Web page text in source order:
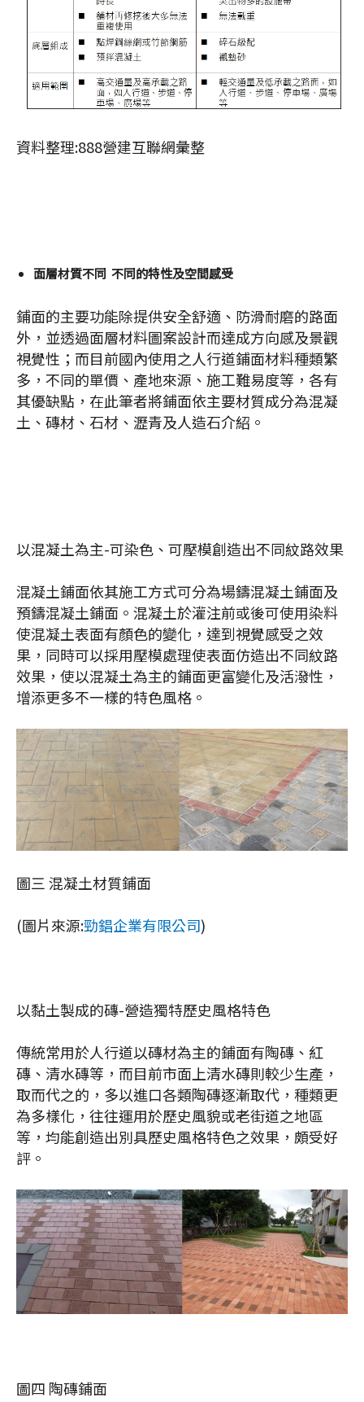
資料整理:888營建互聯網彙整
面層材質不同 不同的特性及空間感受
鋪面的主要功能除提供安全舒適、防滑耐磨的路面
外，並透過面層材料圖案設計而達成方向感及景觀
視覺性；而目前國內使用之人行道鋪面材料種類繁
多，不同的單價、產地來源、施工難易度等，各有
其優缺點，在此筆者將鋪面依主要材質成分為混凝
土、磚材、石材、瀝青及人造石介紹。
以混凝土為主-可染色、可壓模創造出不同紋路效果
混凝土鋪面依其施工方式可分為場鑄混凝土鋪面及
預鑄混凝土鋪面。混凝土於灌注前或後可使用染料
使混凝土表面有顏色的變化，達到視覺感受之效
果，同時可以採用壓模處理使表面仿造出不同紋路
效果，使以混凝土為主的鋪面更富變化及活潑性，
增添更多不一樣的特色風格。
圖三 混凝土材質鋪面
(圖片來源:勁錩企業有限公司)
以黏土製成的磚-營造獨特歷史風格特色
傳統常用於人行道以磚材為主的鋪面有陶磚、紅
磚、清水磚等，而目前市面上清水磚則較少生產，
取而代之的，多以進口各類陶磚逐漸取代，種類更
為多樣化，往往運用於歷史風貌或老街道之地區
等，均能創造出別具歷史風格特色之效果，頗受好
評。
圖四 陶磚鋪面